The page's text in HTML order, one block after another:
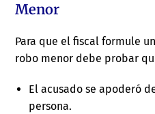
Menor
Para que el fiscal formule
robo menor debe probar
El acusado se apoderó
persona.